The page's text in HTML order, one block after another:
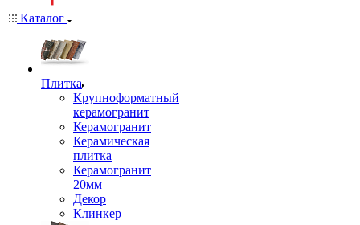
Каталог
Плитка
Крупноформатный
керамогранит
Керамогранит
Керамическая
плитка
Керамогранит
20мм
Декор
Клинкер